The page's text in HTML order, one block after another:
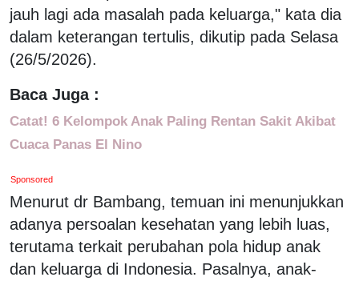
jauh lagi ada masalah pada keluarga," kata dia
dalam keterangan tertulis, dikutip pada Selasa
(26/5/2026).
Baca Juga :
Catat! 6 Kelompok Anak Paling Rentan Sakit Akibat
Cuaca Panas El Nino
Sponsored
Menurut dr Bambang, temuan ini menunjukkan
adanya persoalan kesehatan yang lebih luas,
terutama terkait perubahan pola hidup anak
dan keluarga di Indonesia. Pasalnya, anak-